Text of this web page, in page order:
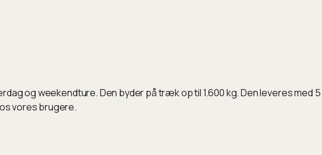
og weekendture. Den byder på træk op til 1.600 kg. Den leveres med 5
vores brugere.